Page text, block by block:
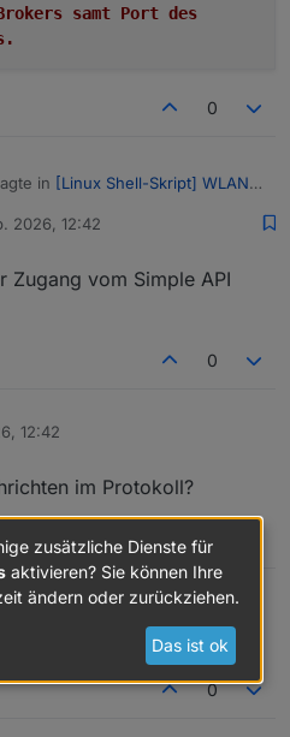
samt Port des
0
in [Linux Shell-Skript] WLAN-
vom SIMPLE-Api-
2026, 12:42
Zugang vom Simple API
0
12:42
im Protokoll?
0
2026, 12:44
0
zusätzliche Dienste für
aktivieren? Sie können Ihre
ändern oder zurückziehen.
Das ist ok